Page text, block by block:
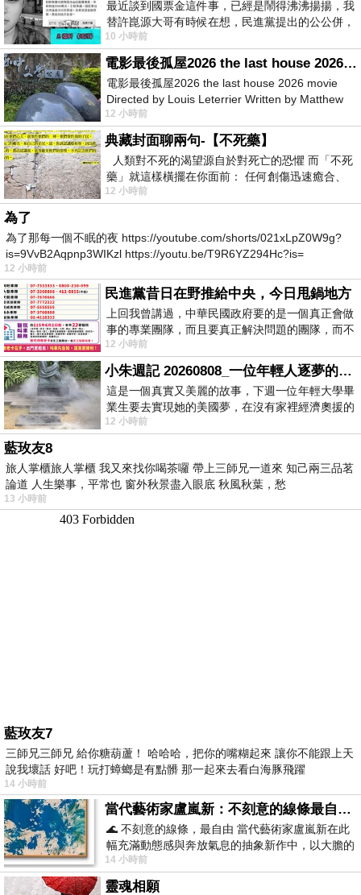
最近談到國票金這件事，已經是鬧得沸沸揚揚，我
替許崑源大哥有時候在想，民進黨提出的公公併，
其實就是想要國庫通黨庫，鬧出最大的醜
10 小時前
電影最後孤屋2026 the last house 2026 movie
電影最後孤屋2026 the last house 2026 movie
Directed by Louis Leterrier Written by Matthew
Robinson Starring Greta Lee Wa
12 小時前
典藏封面聊兩句-【不死藥】
人類對不死的渴望源自於對死亡的恐懼 而「不死
藥」就這樣橫擺在你面前： 任何創傷迅速癒合、
停止衰老、痛覺消失…堪
12 小時前
為了
為了那每一個不眠的夜 https://youtube.com/shorts/021xLpZ0W9g?
is=9VvB2Aqpnp3WIKzl https://youtu.be/T9R6YZ294Hc?is=
12 小時前
民進黨昔日在野推給中央，今日甩鍋地方
上回我曾講過，中華民國政府要的是一個真正會做
事的專業團隊，而且要真正解決問題的團隊，而不
是只會到處甩鍋的雙標團隊，最近民進黨
12 小時前
小朱週記 20260808_一位年輕人逐夢的真實故事
這是一個真實又美麗的故事，下週一位年輕大學畢
業生要去實現她的美國夢，在沒有家裡經濟奧援的
情況下，靠著自我努力工作累積出國基
12 小時前
藍玫友8
旅人掌櫃旅人掌櫃 我又來找你喝茶囉 帶上三師兄一道來 知己兩三品茗
論道 人生樂事，平常也 窗外秋景盡入眼底 秋風秋葉，愁
13 小時前
藍玫友7
三師兄三師兄 給你糖葫蘆！ 哈哈哈，把你的嘴糊起來 讓你不能跟上天
說我壞話 好吧！玩打蟑螂是有點髒 那一起來去看白海豚飛躍
14 小時前
當代藝術家盧嵐新：不刻意的線條最自由，讓色彩流動、筆觸自己說話
🌊 不刻意的線條，最自由 當代藝術家盧嵐新在此
幅充滿動態感與奔放氣息的抽象新作中，以大膽的
藍色顏料在白色畫布上揮灑、壓印與流淌
14 小時前
靈魂相願